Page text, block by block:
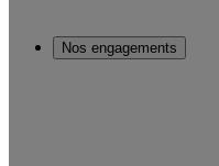
Nos engagements